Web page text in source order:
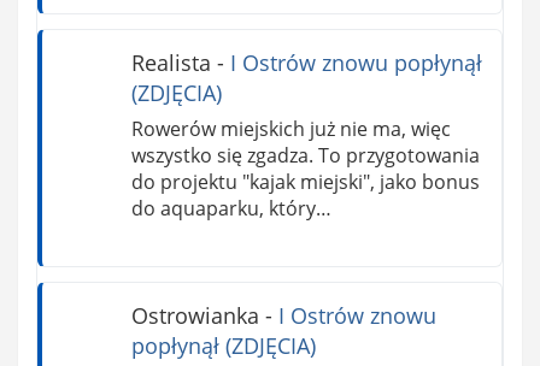
Realista - I Ostrów znowu popłynął
(ZDJĘCIA)
Rowerów miejskich już nie ma, więc
wszystko się zgadza. To przygotowania
do projektu "kajak miejski", jako bonus
do aquaparku, który…
Ostrowianka - I Ostrów znowu
popłynął (ZDJĘCIA)